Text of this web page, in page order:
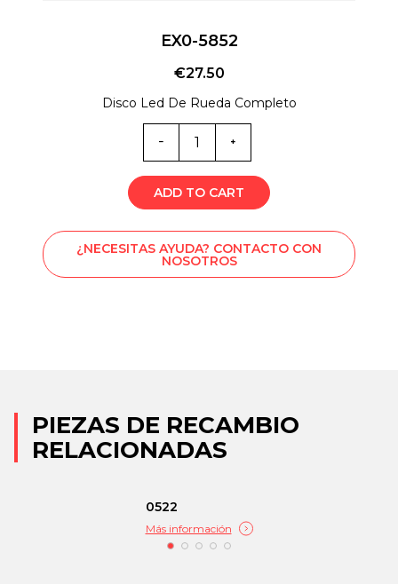
EX0-5852
€27.50
Disco Led De Rueda Completo
Cantidad
de
EX0-
5852
ADD TO CART
¿NECESITAS AYUDA? CONTACTO CON
NOSOTROS
PIEZAS DE RECAMBIO
RELACIONADAS
0522
Más información